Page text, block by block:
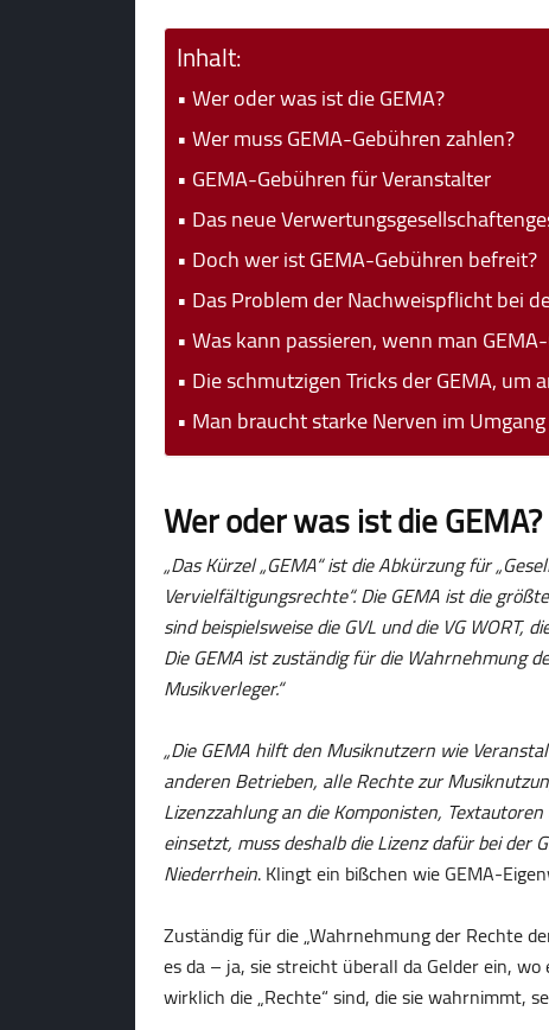
Inhalt:
Wer oder was ist die GEMA?
Wer muss GEMA-Gebühren zahlen?
GEMA-Gebühren für Veranstalter
Das neue
Doch wer ist GEMA-Gebühren befreit?
Das Problem der Nachweispflicht bei
Was kann passieren, wenn man
Die schmutzigen Tricks der GEMA, um
Man braucht starke Nerven im
Wer oder was ist die GEMA?
„Das Kürzel „GEMA“ ist die Abkürzung für
Vervielfältigungsrechte“. Die GEMA ist die
sind beispielsweise die GVL und die VG
Die GEMA ist zuständig für die Wahrnehmung
Musikverleger.“
„Die GEMA hilft den Musiknutzern wie
anderen Betrieben, alle Rechte zur
Lizenzzahlung an die Komponisten,
einsetzt, muss deshalb die Lizenz dafür bei der
Niederrhein. Klingt ein bißchen wie GEMA-
Zuständig für die „Wahrnehmung der Rechte
es da – ja, sie streicht überall da Gelder ein,
wirklich die „Rechte“ sind, die sie wahrnimmt,